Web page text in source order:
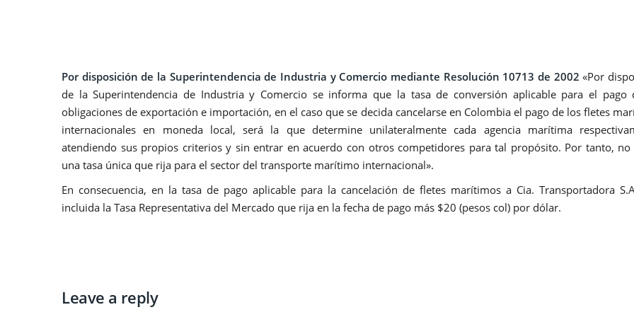
Por disposición de la Superintendencia de Industria y Comercio mediante Resolución 10713 de 2002 «Por
de la Superintendencia de Industria y Comercio se informa que la tasa de conversión aplicable para el pago
obligaciones de exportación e importación, en el caso que se decida cancelarse en Colombia el pago de los fletes
internacionales en moneda local, será la que determine unilateralmente cada agencia marítima
atendiendo sus propios criterios y sin entrar en acuerdo con otros competidores para tal propósito. Por tanto, no
una tasa única que rija para el sector del transporte marítimo internacional».
En consecuencia, en la tasa de pago aplicable para la cancelación de fletes marítimos a Cia. Transportadora
incluida la Tasa Representativa del Mercado que rija en la fecha de pago más $20 (pesos col) por dólar.
Leave a reply